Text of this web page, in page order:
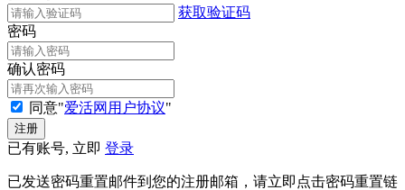
获取验证码
密码
确认密码
同意"爱活网用户协议"
已有账号, 立即 登录
已发送密码重置邮件到您的注册邮箱，请立即点击密码重置链